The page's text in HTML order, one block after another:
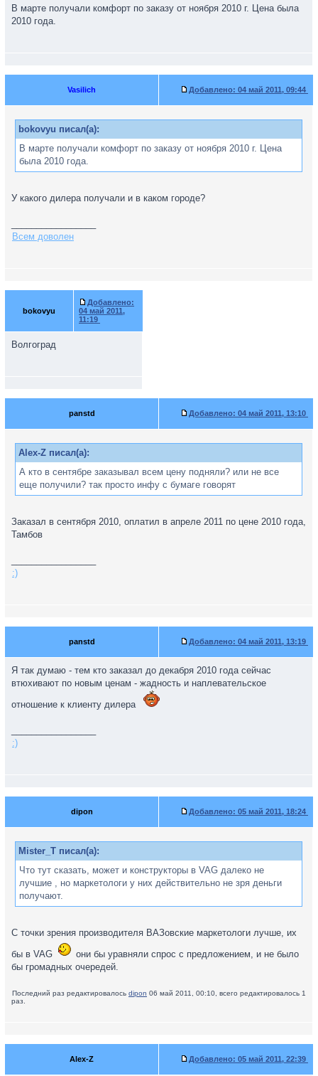
В марте получали комфорт по заказу от ноября 2010 г. Цена была
2010 года.
Vasilich Добавлено: 04 май 2011, 09:44
bokovyu писал(а):
В марте получали комфорт по заказу от ноября 2010 г. Цена
была 2010 года.
У какого дилера получали и в каком городе?
Всем доволен
bokovyu
Добавлено:
04 май 2011,
11:19
Волгоград
panstd Добавлено: 04 май 2011, 13:10
Alex-Z писал(а):
А кто в сентябре заказывал всем цену подняли? или не все
еще получили? так просто инфу с бумаге говорят
Заказал в сентября 2010, оплатил в апреле 2011 по цене 2010 года,
Тамбов
:)
panstd Добавлено: 04 май 2011, 13:19
Я так думаю - тем кто заказал до декабря 2010 года сейчас
втюхивают по новым ценам - жадность и наплевательское
отношение к клиенту дилера
:)
dipon Добавлено: 05 май 2011, 18:24
Mister_T писал(а):
Что тут сказать, может и конструкторы в VAG далеко не
лучшие , но маркетологи у них действительно не зря деньги
получают.
С точки зрения производителя ВАЗовские маркетологи лучше, их
бы в VAG
они бы уравняли спрос с предложением, и не было
бы громадных очередей.
Последний раз редактировалось dipon 06 май 2011, 00:10, всего редактировалось 1
раз.
Alex-Z Добавлено: 05 май 2011, 22:39